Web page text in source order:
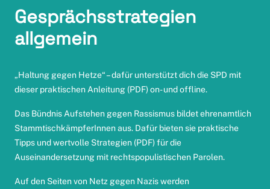
Gesprächsstrategien
allgemein
„Haltung gegen Hetze“ – dafür unterstützt dich die SPD mit
dieser praktischen Anleitung (PDF) on- und offline.
Das Bündnis Aufstehen gegen Rassismus bildet ehrenamtlich
StammtischkämpferInnen aus. Dafür bieten sie praktische
Tipps und wertvolle Strategien (PDF) für die
Auseinandersetzung mit rechtspopulistischen Parolen.
Auf den Seiten von Netz gegen Naziswerden